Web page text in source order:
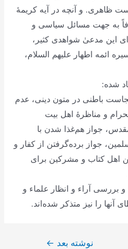
ظاهری. و آنچه در آیه کریمۀ
به جهت مسائل سیاسی و
این مدعیٰ شواهدی کثیر،
ائمه اطهار علیهم السلام،
شده:
باطنی در متون دینی، عدم
و مناظرۀ اهل بیت
جواز هم‌غذا شدن با
جواز برده‌گرفتن از کفار و
اهل کتاب و مشرکین برای
بررسی آراء و انظار علماء و
آنها را نیز متذکر شده‌اند.
نوشته بعد ←